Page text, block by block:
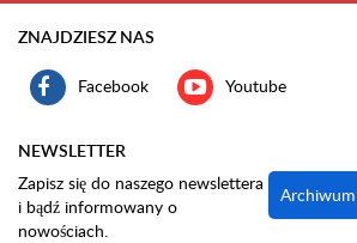
ZNAJDZIESZ NAS
Facebook Youtube
NEWSLETTER
Zapisz się do naszego newslettera
i bądź informowany o
nowościach.